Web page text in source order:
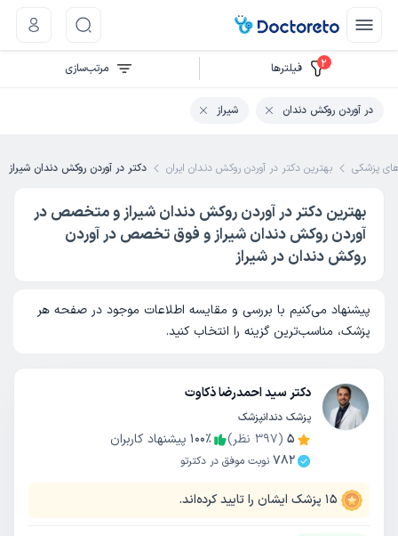
پزشکی بهترین دکتر در آوردن روکش دندان ایران دکتر در آوردن روکش دندان شیراز
بهترین دکتر در آوردن روکش دندان شیراز و متخصص در
آوردن روکش دندان شیراز و فوق تخصص در آوردن
روکش دندان در شیراز
پیشنهاد می‌کنیم با بررسی و مقایسه اطلاعات موجود در صفحه هر
پزشک، مناسب‌ترین گزینه را انتخاب کنید.
دکتر سید احمدرضا ذکاوت
پزشک دندانپزشک
5
(
397 نظر) 100٪
پیشنهاد کاربران
782 نوبت موفق در دکترتو
15 پزشک ایشان را تایید کرده‌اند.
2 فیلتر‌ها مرتب‌سازی
در آوردن روکش دندان شیراز